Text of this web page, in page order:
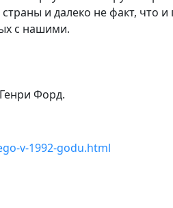
и далеко не факт, что и
с нашими.
Форд.
v-1992-godu.html